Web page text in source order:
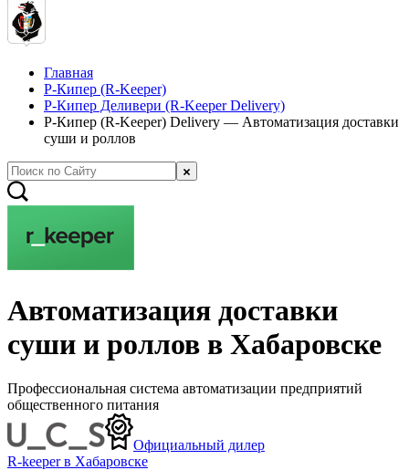
Главная
Р-Кипер (R-Keeper)
Р-Кипер Деливери (R-Keeper Delivery)
Р-Кипер (R-Keeper) Delivery — Автоматизация доставки
суши и роллов
Автоматизация доставки
суши и роллов в Хабаровске
Профессиональная система автоматизации предприятий
общественного питания
Официальный дилер
R-keeper в Хабаровске